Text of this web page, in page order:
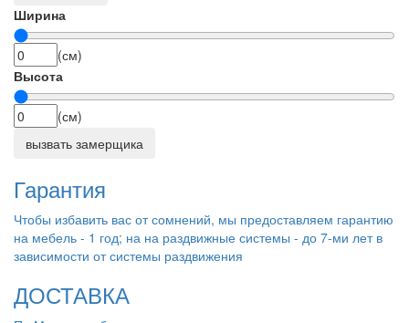
Ширина
(см)
Высота
(см)
вызвать замерщика
Гарантия
Чтобы избавить вас от сомнений, мы предоставляем гарантию
на мебель - 1 год; на на раздвижные системы - до 7-ми лет в
зависимости от системы раздвижения
ДОСТАВКА